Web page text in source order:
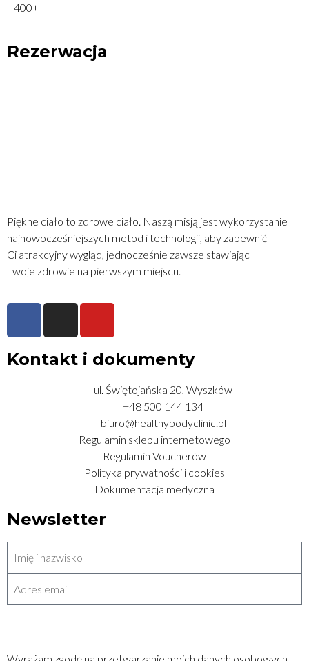
400+
Rezerwacja
Piękne ciało to zdrowe ciało. Naszą misją jest wykorzystanie
najnowocześniejszych metod i technologii, aby zapewnić
Ci atrakcyjny wygląd, jednocześnie zawsze stawiając
Twoje zdrowie na pierwszym miejscu.
Kontakt i dokumenty
ul. Świętojańska 20, Wyszków
+48 500 144 134
biuro@healthybodyclinic.pl
Regulamin sklepu internetowego
Regulamin Voucherów
Polityka prywatności i cookies
Dokumentacja medyczna
Newsletter